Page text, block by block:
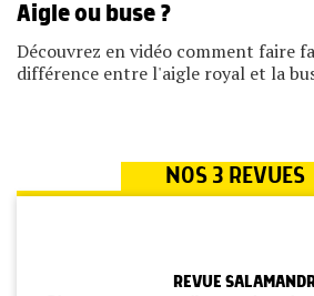
Aigle ou buse ?
Découvrez en vidéo comment faire
différence entre l'aigle royal et la
NOS 3 REVUES
REVUE